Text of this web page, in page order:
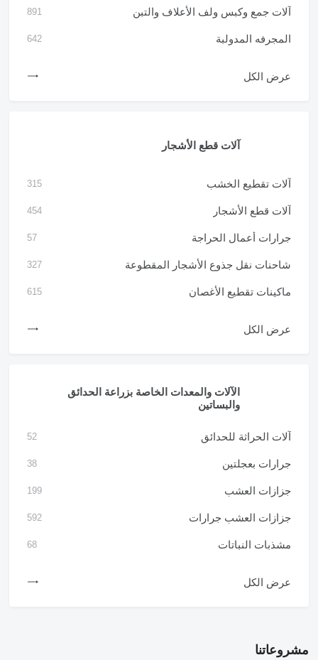
آلات جمع وكبس ولف الأعلاف والتبن 891
المجرفه المدولبة 642
عرض الكل
آلات قطع الأشجار
آلات تقطيع الخشب 315
آلات قطع الأشجار 454
جرارات أعمال الحراجة 57
شاحنات نقل جذوع الأشجار المقطوعة 327
ماكينات تقطيع الأغصان 615
عرض الكل
الآلات والمعدات الخاصة بزراعة الحدائق
والبساتين
آلات الحراثة للحدائق 52
جرارات بعجلتين 38
جزازات العشب 199
جزازات العشب جرارات 592
مشذبات النباتات 68
عرض الكل
مشروعاتنا